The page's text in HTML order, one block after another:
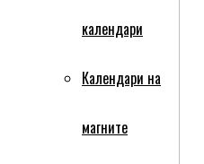
календари
Календари на
магните